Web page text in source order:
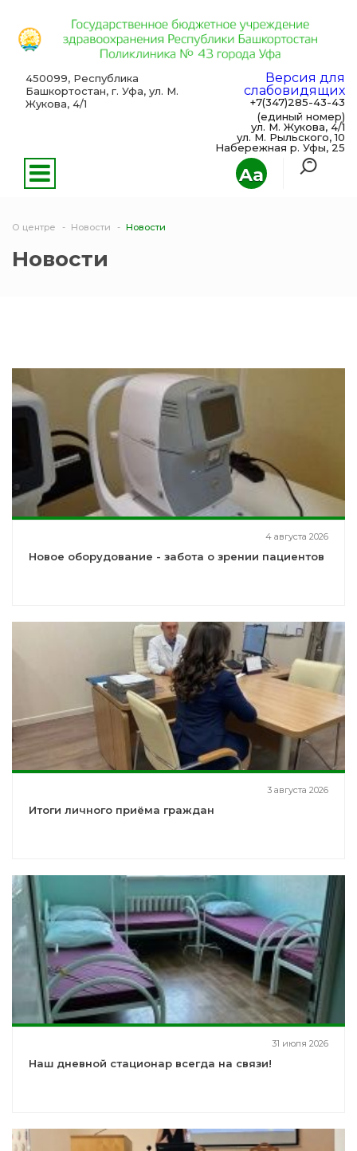
Aa
450099, Республика
Башкортостан, г. Уфа, ул. М.
Жукова, 4/1
Версия для
слабовидящих
+7(347)285-43-43
(единый номер)
ул. М. Жукова, 4/1
ул. М. Рыльского, 10
Набережная р. Уфы, 25
О центре Новости Новости
Новости
4 августа 2026
Новое оборудование - забота о зрении пациентов
3 августа 2026
Итоги личного приёма граждан
31 июля 2026
Наш дневной стационар всегда на связи!